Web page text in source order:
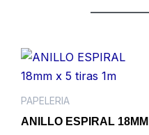
PAPELERIA
ANILLO ESPIRAL 18MM